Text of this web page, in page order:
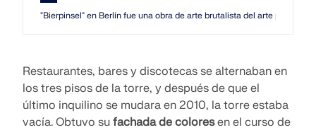
"Bierpinsel" en Berlín fue una obra de arte brutalista del arte pop en
Restaurantes, bares y discotecas se alternaban en
los tres pisos de la torre, y después de que el
último inquilino se mudara en 2010, la torre estaba
vacía. Obtuvo su fachada de coloresen el curso de